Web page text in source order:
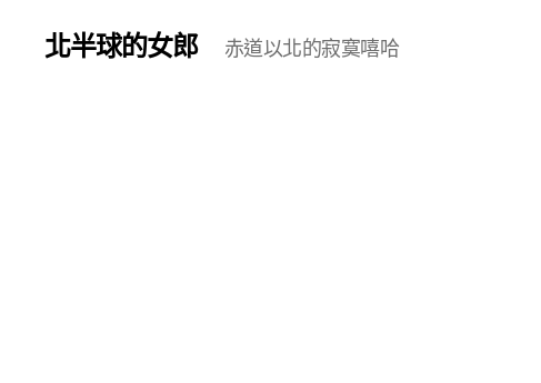
北半球的女郎 赤道以北的寂寞嘻哈